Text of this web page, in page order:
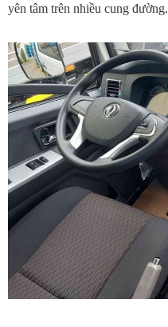
yên tâm trên nhiều cung đường.